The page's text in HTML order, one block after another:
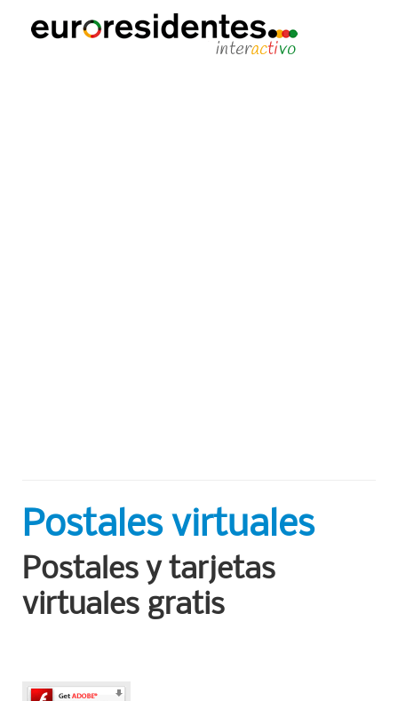
Postales virtuales
Postales y tarjetas
virtuales gratis